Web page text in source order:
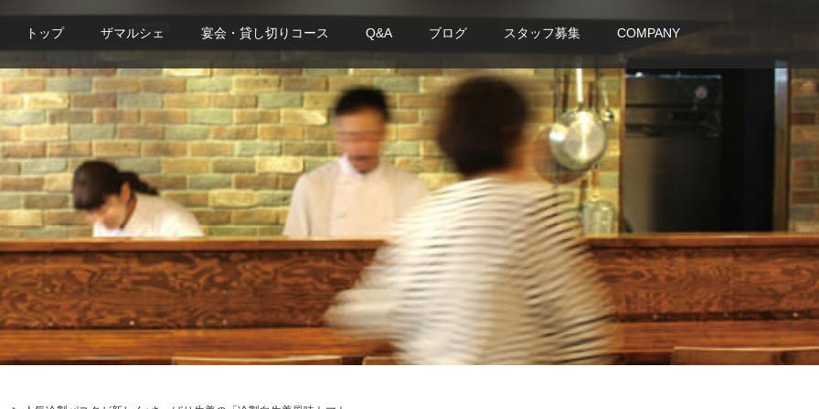
トップ ザマルシェ 宴会・貸し切りコース Q&A ブログ スタッフ募集 COMPANY